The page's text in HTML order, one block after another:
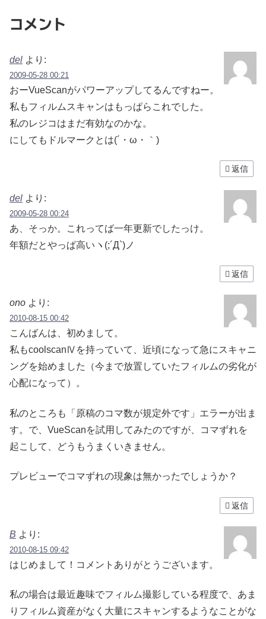
コメント
del より:
2009-05-28 00:21
おーVueScanがパワーアップしてるんですねー。
私もフィルムスキャンはもっぱらこれでした。
私のレジコはまだ有効なのかな。
にしてもドルマークとは(´・ω・｀)
返信
del より:
2009-05-28 00:24
あ、そっか。これってば一年更新でしたっけ。
年額だとやっぱ高いヽ(;´Д`)ノ
返信
ono より:
2010-08-15 00:42
こんばんは、初めまして。
私もcoolscanⅣを持っていて、近頃になって急にスキャニ
ングを始めました（今まで放置していたフィルムの劣化が
心配になって）。
私のところも「原稿のコマ数が規定外です」エラーが出ま
す。で、VueScanを試用してみたのですが、コマずれを
起こして、どうもうまくいきません。
プレビューでコマずれの現象は無かったでしょうか？
返信
B より:
2010-08-15 09:42
はじめまして！コメントありがとうございます。
私の場合は最近趣味でフィルム撮影している程度で、あま
りフィルム資産がなく大量にスキャンするようなことがな